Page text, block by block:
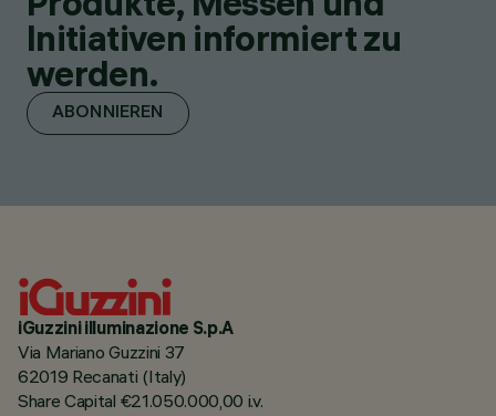
Initiativen informiert zu
werden.
ABONNIEREN
iGuzzini illuminazione S.p.A
Via Mariano Guzzini 37
62019 Recanati (Italy)
Share Capital €21.050.000,00 i.v.